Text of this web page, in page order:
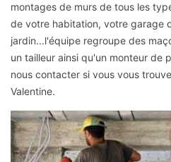
montages de murs de tous les
de votre habitation, votre garage
jardin...l'équipe regroupe des
un tailleur ainsi qu'un monteur de
nous contacter si vous vous
Valentine.